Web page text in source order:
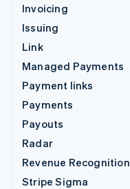
Invoicing
Issuing
Link
Managed Payments
Payment links
Payments
Payouts
Radar
Revenue Recognition
Stripe Sigma